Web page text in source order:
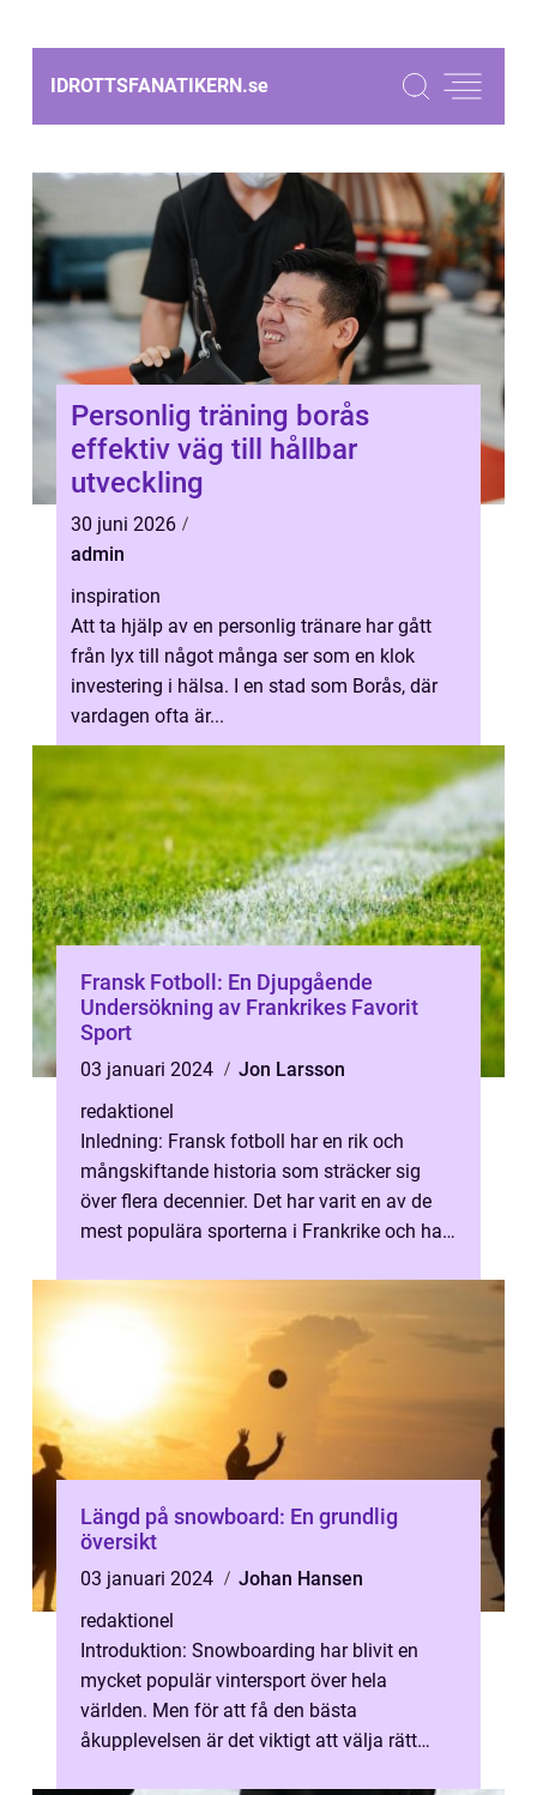
IDROTTSFANATIKERN.se
Personlig träning borås
effektiv väg till hållbar
utveckling
30 juni 2026
admin
inspiration
Att ta hjälp av en personlig tränare har gått
från lyx till något många ser som en klok
investering i hälsa. I en stad som Borås, där
vardagen ofta är...
Fransk Fotboll: En Djupgående
Undersökning av Frankrikes Favorit
Sport
03 januari 2024
Jon Larsson
redaktionel
Inledning: Fransk fotboll har en rik och
mångskiftande historia som sträcker sig
över flera decennier. Det har varit en av de
mest populära sporterna i Frankrike och har
Längd på snowboard: En grundlig
översikt
03 januari 2024
Johan Hansen
redaktionel
Introduktion: Snowboarding har blivit en
mycket populär vintersport över hela
världen. Men för att få den bästa
åkupplevelsen är det viktigt att välja rätt